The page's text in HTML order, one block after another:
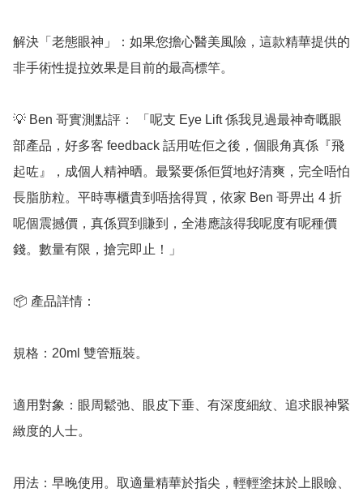
解決「老態眼神」：如果您擔心醫美風險，這款精華提供的
非手術性提拉效果是目前的最高標竿。
💡 Ben 哥實測點評： 「呢支 Eye Lift 係我見過最神奇嘅眼
部產品，好多客 feedback 話用咗佢之後，個眼角真係『飛
起咗』，成個人精神晒。最緊要係佢質地好清爽，完全唔怕
長脂肪粒。平時專櫃貴到唔捨得買，依家 Ben 哥畀出 4 折
呢個震撼價，真係買到賺到，全港應該得我呢度有呢種價
錢。數量有限，搶完即止！」
📦 產品詳情：
規格：20ml 雙管瓶裝。
適用對象：眼周鬆弛、眼皮下垂、有深度細紋、追求眼神緊
緻度的人士。
用法：早晚使用。取適量精華於指尖，輕輕塗抹於上眼瞼、